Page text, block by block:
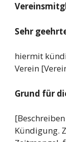
Sehr
hiermit
Verein
Grund für
Kündigung.